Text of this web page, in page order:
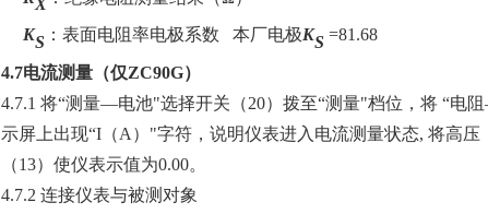
X
KS ：表面电阻率电极系数 本厂电极KS =81.68
4.7电流测量（仅ZC90G）
4.7.1 将“测量—电池"选择开关（20）拨至“测量"档位，将 “电阻
示屏上出现“I （A ）"字符，说明仪表进入电流测量状态, 将高压
（13）使仪表示值为0.00。
4.7.2 连接仪表与被测对象